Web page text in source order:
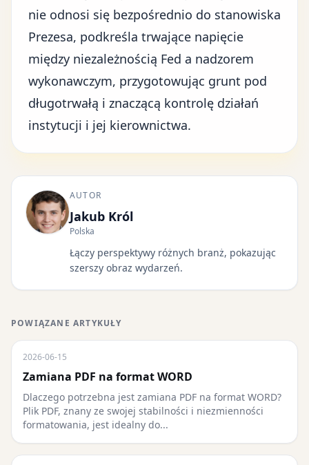
nie odnosi się bezpośrednio do stanowiska
Prezesa, podkreśla trwające napięcie
między niezależnością Fed a nadzorem
wykonawczym, przygotowując grunt pod
długotrwałą i znaczącą kontrolę działań
instytucji i jej kierownictwa.
AUTOR
Jakub Król
Polska
Łączy perspektywy różnych branż, pokazując
szerszy obraz wydarzeń.
POWIĄZANE ARTYKUŁY
2026-06-15
Zamiana PDF na format WORD
Dlaczego potrzebna jest zamiana PDF na format WORD?
Plik PDF, znany ze swojej stabilności i niezmienności
formatowania, jest idealny do...